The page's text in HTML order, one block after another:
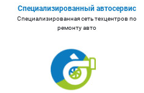
Специализированный автосервис
Специализированная сеть техцентров по
ремонту авто